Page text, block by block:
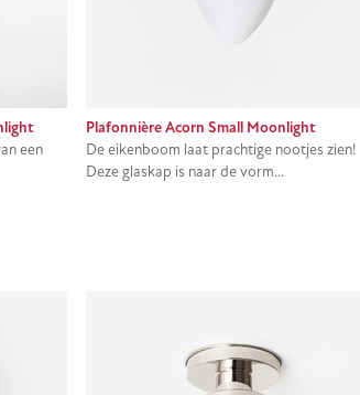
een
Plafonnière Acorn Small Moonlight
De eikenboom laat prachtige nootjes zien!
Deze glaskap is naar de vorm...